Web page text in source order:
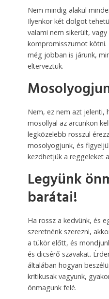
Nem mindig alakul
Ilyenkor két dolgot
valami nem sikerült,
kompromisszumot kötni.
még jobban is járunk,
elterveztük.
Nem, ez nem azt jelenti,
mosollyal az arcunkon
legközelebb rosszul
mosolyogjunk, és
kezdhetjük a reggeleket
Legyünk
barátai!
Ha rossz a kedvünk, és
szeretnénk szerezni,
a tükör előtt, és
és dicsérő szavakat.
általában hogyan
kritikusak vagyunk,
önmagunk felé.